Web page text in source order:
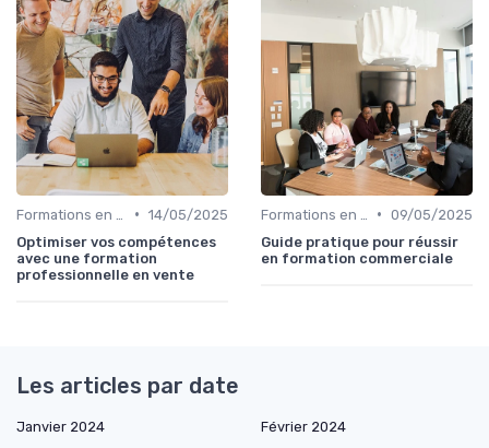
• 14/05/2025
Optimiser vos compétences
avec une formation
professionnelle en vente
• 09/05/2025
Guide pratique pour réussir
en formation commerciale
Les articles par date
Janvier 2024
Février 2024